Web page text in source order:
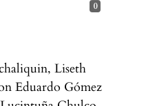
0
Liseth
Eduardo Gómez